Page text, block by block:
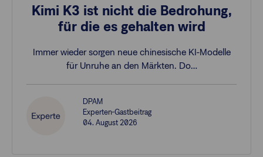
Kimi K3 ist nicht die Bedrohung,
für die es gehalten wird
Immer wieder sorgen neue chinesische KI-Modelle
für Unruhe an den Märkten. Do…
DPAM
Experten-Gastbeitrag
04. August 2026